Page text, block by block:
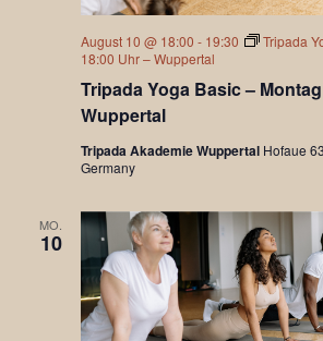
Tripada Yoga Basic –
Wuppertal
August 10 @ 18:00 - 19:30
Tripada
18:00 Uhr – Wuppertal
Tripada Akademie Wuppertal Hofaue
Germany
MO.
10